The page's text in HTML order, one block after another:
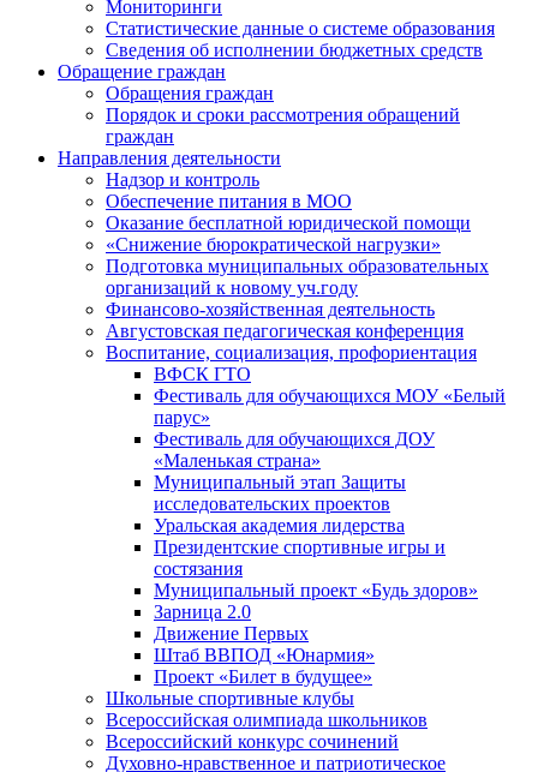
Мониторинги
Статистические данные о системе образования
Сведения об исполнении бюджетных средств
Обращение граждан
Обращения граждан
Порядок и сроки рассмотрения обращений
граждан
Направления деятельности
Надзор и контроль
Обеспечение питания в МОО
Оказание бесплатной юридической помощи
«Снижение бюрократической нагрузки»
Подготовка муниципальных образовательных
организаций к новому уч.году
Финансово-хозяйственная деятельность
Августовская педагогическая конференция
Воспитание, социализация, профориентация
ВФСК ГТО
Фестиваль для обучающихся МОУ «Белый
парус»
Фестиваль для обучающихся ДОУ
«Маленькая страна»
Муниципальный этап Защиты
исследовательских проектов
Уральская академия лидерства
Президентские спортивные игры и
состязания
Муниципальный проект «Будь здоров»
Зарница 2.0
Движение Первых
Штаб ВВПОД «Юнармия»
Проект «Билет в будущее»
Школьные спортивные клубы
Всероссийская олимпиада школьников
Всероссийский конкурс сочинений
Духовно-нравственное и патриотическое